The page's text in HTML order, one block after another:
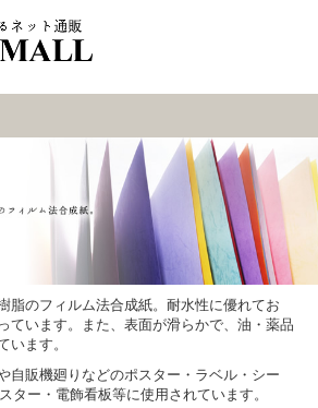
脂のフィルム法合成紙。耐水性に優れてお
ています。また、表面が滑らかで、油・薬品
います。
自販機廻りなどのポスター・ラベル・シー
ター・電飾看板等に使用されています。